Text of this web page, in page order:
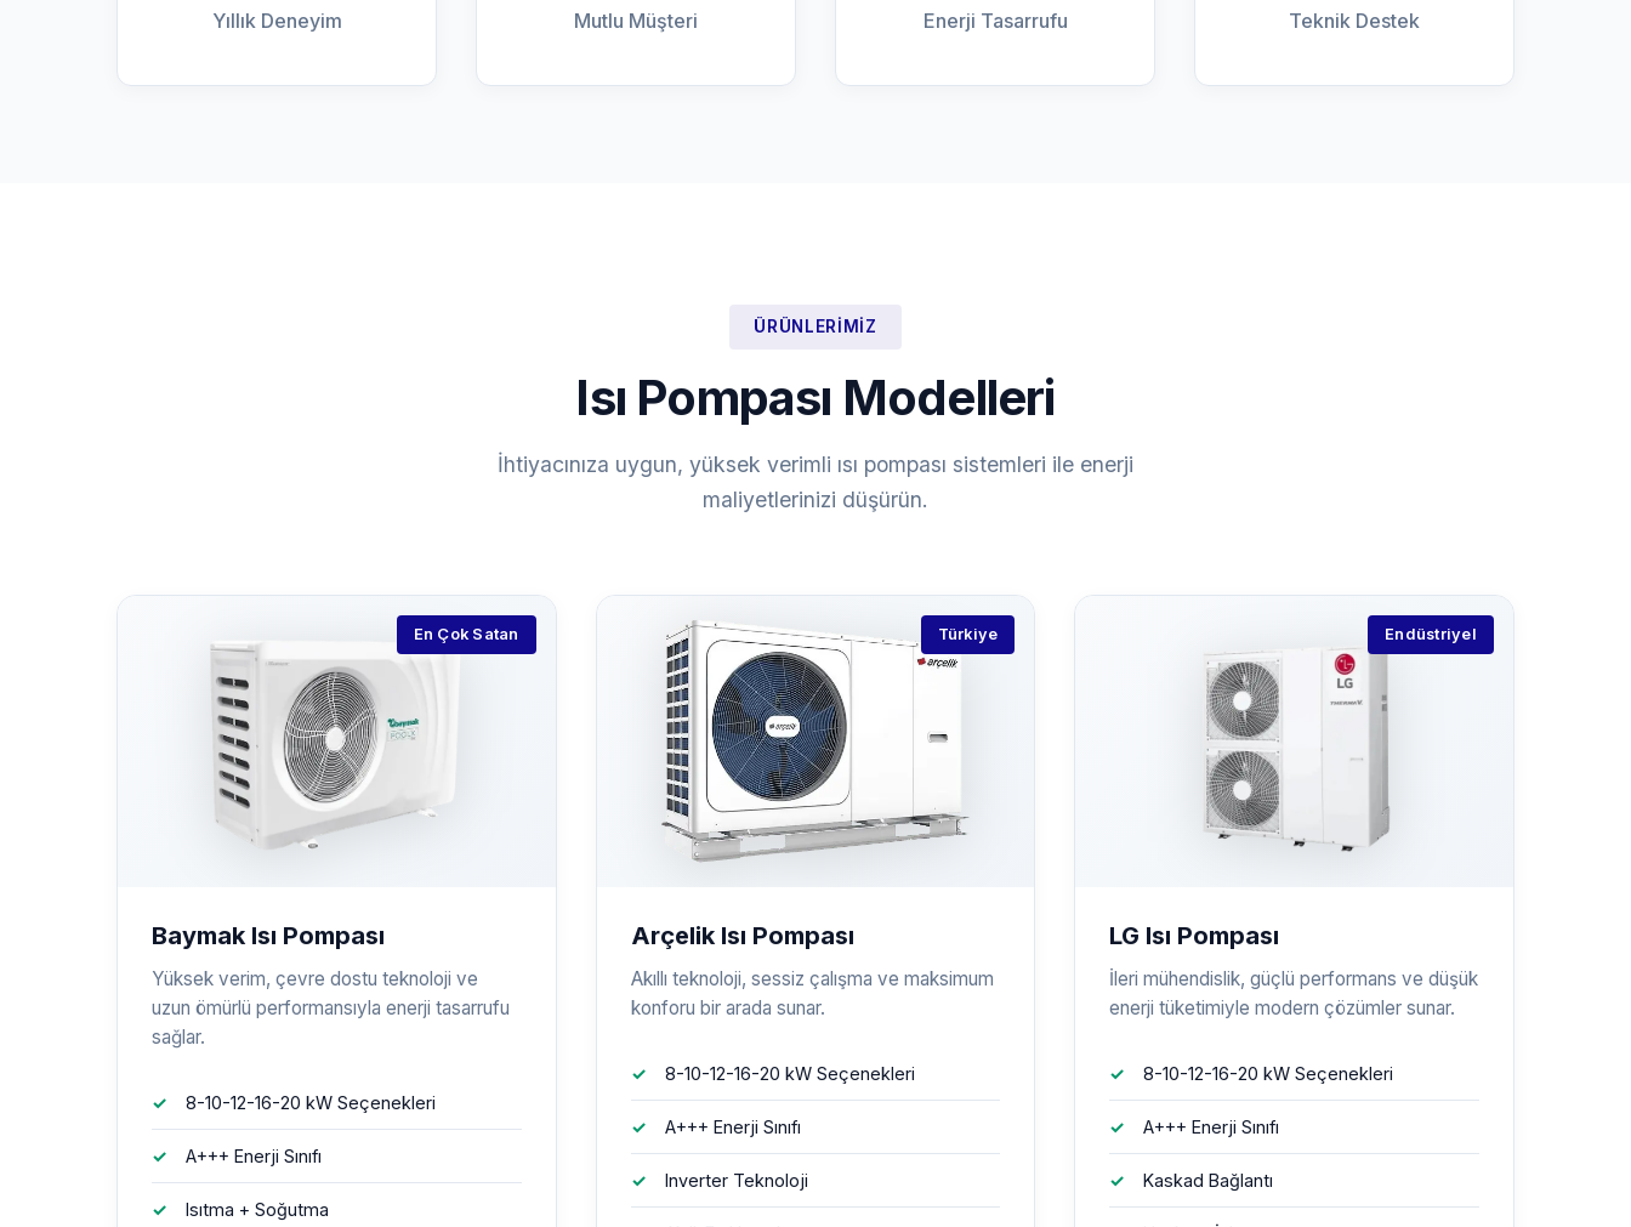
Yıllık Deneyim Mutlu Müşteri Enerji Tasarrufu Teknik Destek
ÜRÜNLERIMIZ
Isı Pompası Modelleri
İhtiyacınıza uygun, yüksek verimli ısı pompası sistemleri ile enerji
maliyetlerinizi düşürün.
En Çok Satan
Baymak Isı Pompası
Yüksek verim, çevre dostu teknoloji ve
uzun ömürlü performansıyla enerji tasarrufu
sağlar.
8-10-12-16-20 kW Seçenekleri
A+++ Enerji Sınıfı
Isıtma + Soğutma
Türkiye
Arçelik Isı Pompası
Akıllı teknoloji, sessiz çalışma ve maksimum
konforu bir arada sunar.
8-10-12-16-20 kW Seçenekleri
A+++ Enerji Sınıfı
Inverter Teknoloji
Endüstriyel
LG Isı Pompası
İleri mühendislik, güçlü performans ve düşük
enerji tüketimiyle modern çözümler sunar.
8-10-12-16-20 kW Seçenekleri
A+++ Enerji Sınıfı
Kaskad Bağlantı